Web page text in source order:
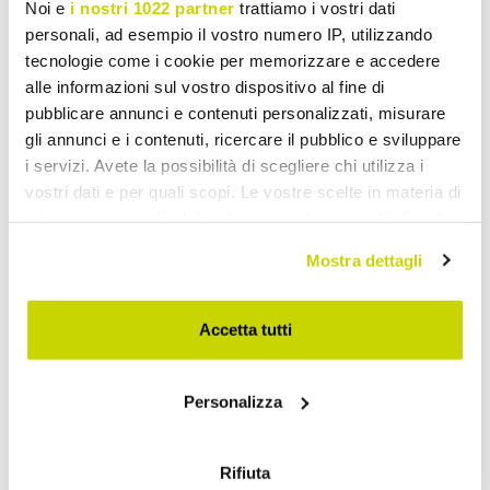
Noi e i nostri 1022 partner trattiamo i vostri dati
personali, ad esempio il vostro numero IP, utilizzando
tecnologie come i cookie per memorizzare e accedere
alle informazioni sul vostro dispositivo al fine di
pubblicare annunci e contenuti personalizzati, misurare
gli annunci e i contenuti, ricercare il pubblico e sviluppare
i servizi. Avete la possibilità di scegliere chi utilizza i
vostri dati e per quali scopi. Le vostre scelte in materia di
modificare o revocare il proprio consenso in qualsiasi
momento dalla Dichiarazione sui cookie o facendo clic
sull'icona di attivazione della privacy.
raccogliere informazioni sulla tua posizione
Identificare il tuo dispositivo, scansionandolo
Mostra dettagli
Accetta tutti
Personalizza
Rifiuta
Offre à durée limitée. Ne la